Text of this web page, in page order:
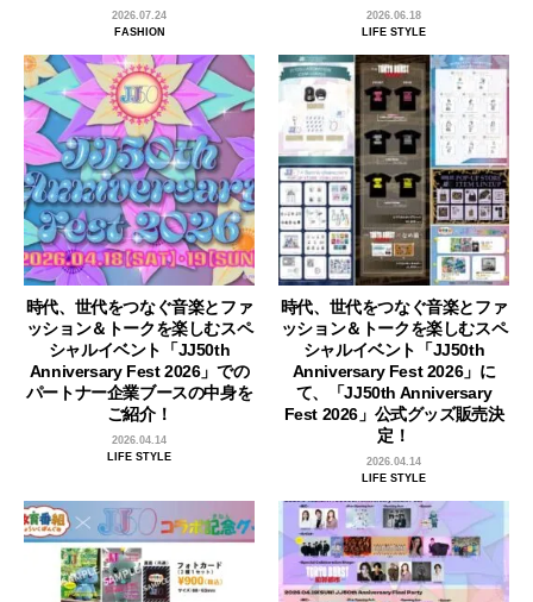
2026.07.24
FASHION
2026.06.18
LIFE STYLE
時代、世代をつなぐ音楽とファ
ッション＆トークを楽しむスペ
シャルイベント「JJ50th
Anniversary Fest 2026」での
パートナー企業ブースの中身を
ご紹介！
2026.04.14
LIFE STYLE
時代、世代をつなぐ音楽とファ
ッション＆トークを楽しむスペ
シャルイベント「JJ50th
Anniversary Fest 2026」に
て、「JJ50th Anniversary
Fest 2026」公式グッズ販売決
定！
2026.04.14
LIFE STYLE